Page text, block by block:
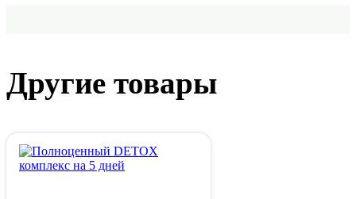
Другие товары